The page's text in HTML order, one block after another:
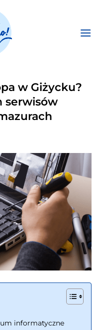
w Giżycku?
serwisów
informatyczne